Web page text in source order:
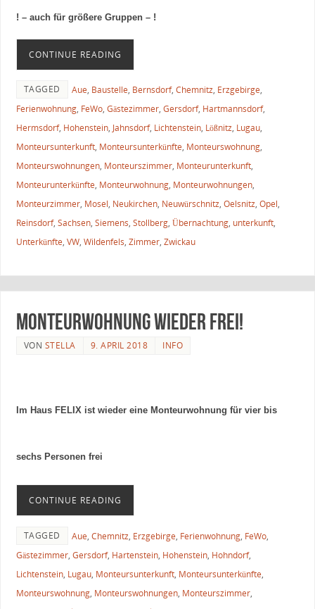
! – auch für größere Gruppen – !
CONTINUE READING
TAGGED Aue, Baustelle, Bernsdorf, Chemnitz, Erzgebirge,
Ferienwohnung, FeWo, Gästezimmer, Gersdorf, Hartmannsdorf,
Hermsdorf, Hohenstein, Jahnsdorf, Lichtenstein, Lößnitz, Lugau,
Monteursunterkunft, Monteursunterkünfte, Monteurswohnung,
Monteurswohnungen, Monteurszimmer, Monteurunterkunft,
Monteurunterkünfte, Monteurwohnung, Monteurwohnungen,
Monteurzimmer, Mosel, Neukirchen, Neuwürschnitz, Oelsnitz, Opel,
Reinsdorf, Sachsen, Siemens, Stollberg, Übernachtung, unterkunft,
Unterkünfte, VW, Wildenfels, Zimmer, Zwickau
Monteurwohnung wieder frei!
VON STELLA 9. APRIL 2018 INFO
Im Haus FELIX ist wieder eine Monteurwohnung für vier bis
sechs Personen frei
CONTINUE READING
TAGGED Aue, Chemnitz, Erzgebirge, Ferienwohnung, FeWo,
Gästezimmer, Gersdorf, Hartenstein, Hohenstein, Hohndorf,
Lichtenstein, Lugau, Monteursunterkunft, Monteursunterkünfte,
Monteurswohnung, Monteurswohnungen, Monteurszimmer,